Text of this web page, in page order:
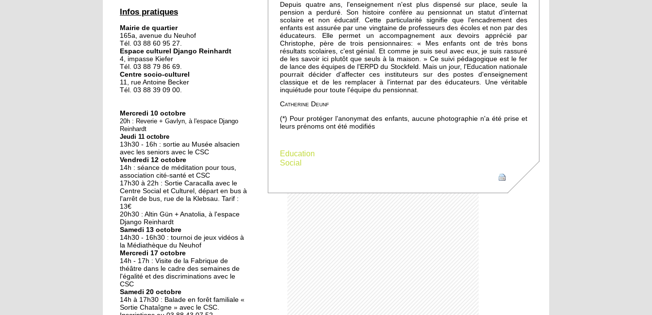
Le vrac s'invite au Neuhof
11 octobre 2018
Les petites filles
chaussent leurs
10 octobre 2018
Nouveau look pour une
nouvelle mairie
19 octobre 2017
Face au challenge du
numérique
19 octobre 2017
La précarité tue
18 octobre 2017
Quatre décennies au
chevet du Neuhof
18 octobre 2017
Infos pratiques
Mairie de quartier
165a, avenue du Neuhof
Tél. 03 88 60 95 27.
Espace culturel Django Reinhardt
4, impasse Kiefer
Tél. 03 88 79 86 69.
Centre socio-culturel
11, rue Antoine Becker
Tél. 03 88 39 09 00.
Mercredi 10 octobre
20h : Reverie + Gavlyn, à l'espace Django
Reinhardt
Jeudi 11 octobre
13h30 - 16h : sortie au Musée alsacien
avec les seniors avec le CSC
Vendredi 12 octobre
14h : séance de méditation pour tous,
association cité-santé et CSC
17h30 à 22h : Sortie Caracalla avec le
Centre Social et Culturel, départ en bus à
l'arrêt de bus, rue de la Klebsau. Tarif :
13€
20h30 : Altin Gün + Anatolia, à l'espace
Django Reinhardt
Samedi 13 octobre
14h30 - 16h30 : tournoi de jeux vidéos à
la Médiathèque du Neuhof
Mercredi 17 octobre
14h - 17h : Visite de la Fabrique de
théâtre dans le cadre des semaines de
l'égalité et des discriminations avec le
CSC
Samedi 20 octobre
14h à 17h30 : Balade en forêt familiale «
Sortie Chataîgne » avec le CSC.
Depuis quatre ans, l'enseignement n'est plus dispensé sur place, seule la
pension a perduré. Son histoire confère au pensionnat un statut d'internat
scolaire et non éducatif. Cette particularité signifie que l'encadrement des
enfants est assurée par une vingtaine de professeurs des écoles et non par des
éducateurs. Elle permet un accompagnement aux devoirs apprécié par
Christophe, père de trois pensionnaires: « Mes enfants ont de très bons
résultats scolaires, c'est génial. Et comme je suis seul avec eux, je suis rassuré
de les savoir ici plutôt que seuls à la maison. » Ce suivi pédagogique est le fer
de lance des équipes de l'ERPD du Stockfeld. Mais un jour, l'Education nationale
pourrait décider d'affecter ces instituteurs sur des postes d'enseignement
classique et de les remplacer à l'internat par des éducateurs. Une véritable
inquiétude pour toute l'équipe du pensionnat.
Catherine Deunf
(*) Pour protéger l'anonymat des enfants, aucune photographie n'a été prise et
leurs prénoms ont été modifiés
Education
Social